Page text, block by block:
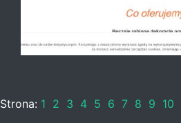
Strona: 1 2 3 4 5 6 7 8 9 10